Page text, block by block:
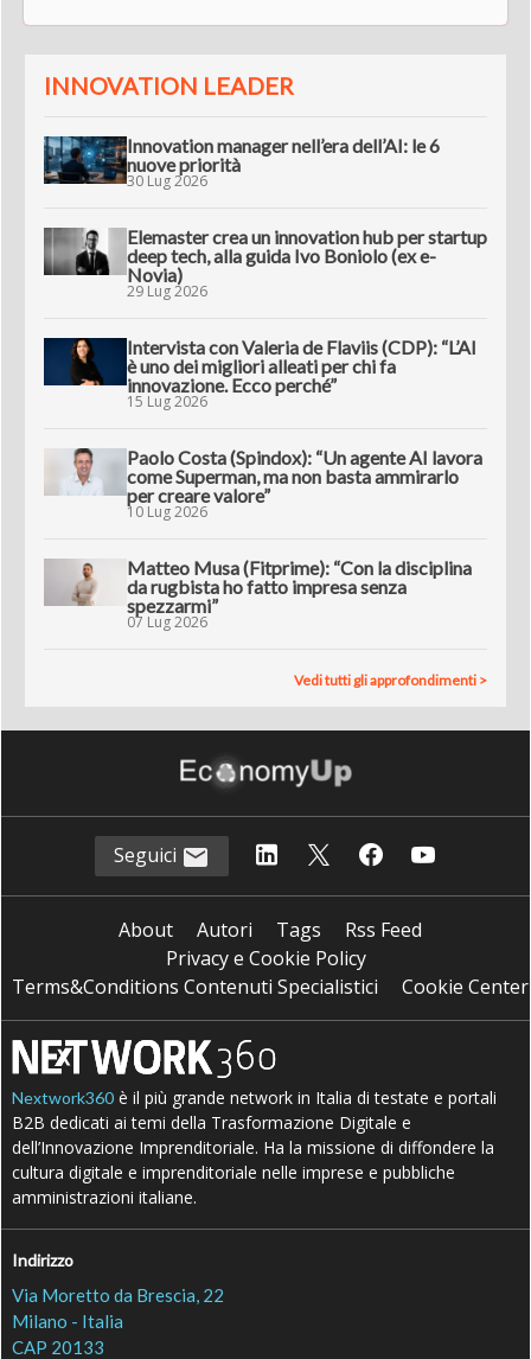
INNOVATION LEADER
Innovation manager nell’era dell’AI: le 6
nuove priorità
30 Lug 2026
Elemaster crea un innovation hub per startup
deep tech, alla guida Ivo Boniolo (ex e-
Novia)
29 Lug 2026
Intervista con Valeria de Flaviis (CDP): “L’AI
è uno dei migliori alleati per chi fa
innovazione. Ecco perché”
15 Lug 2026
Paolo Costa (Spindox): “Un agente AI lavora
come Superman, ma non basta ammirarlo
per creare valore”
10 Lug 2026
Matteo Musa (Fitprime): “Con la disciplina
da rugbista ho fatto impresa senza
spezzarmi”
07 Lug 2026
Vedi tutti gli approfondimenti >
Seguici
About Autori Tags
Rss Feed
Privacy e Cookie Policy
Terms&Conditions Contenuti Specialistici
Cookie Center
Nextwork360 è il più grande network in Italia di testate e portali
B2B dedicati ai temi della Trasformazione Digitale e
dell’Innovazione Imprenditoriale. Ha la missione di diffondere la
cultura digitale e imprenditoriale nelle imprese e pubbliche
amministrazioni italiane.
Indirizzo
Via Moretto da Brescia, 22
Milano - Italia
CAP 20133